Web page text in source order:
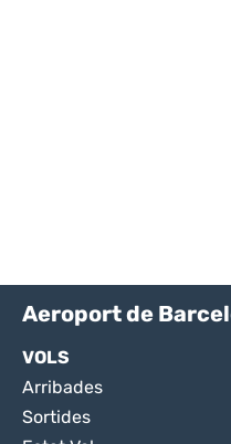
Aeroport de
VOLS
Arribades
Sortides